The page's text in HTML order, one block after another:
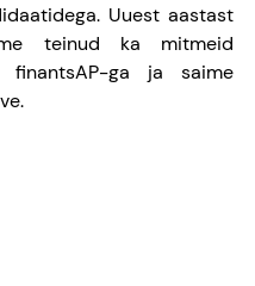
Uuest aastast
teinud ka mitmeid
finantsAP-ga ja saime